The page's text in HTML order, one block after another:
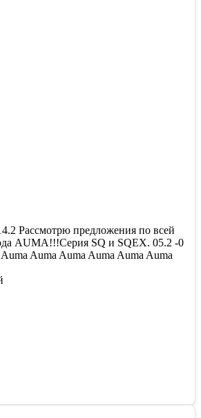
Рассмотрю предложения по всей
AUMА!!!Серия SQ и SQEX. 05.2 -0
Auma Auma Auma Auma Auma